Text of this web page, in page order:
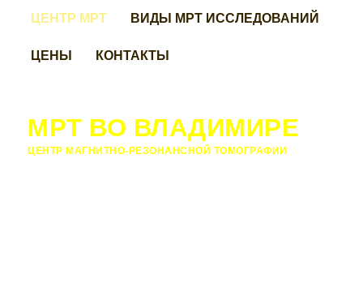
ЦЕНТР МРТ
ВИДЫ МРТ ИССЛЕДОВАНИЙ
ЦЕНЫ
КОНТАКТЫ
МРТ ВО ВЛАДИМИРЕ
ЦЕНТР МАГНИТНО-РЕЗОНАНСНОЙ ТОМОГРАФИИ